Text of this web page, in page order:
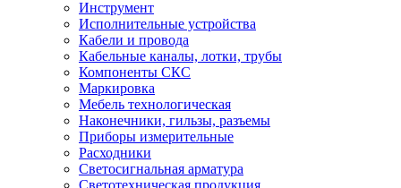
Инструмент
Исполнительные устройства
Кабели и провода
Кабельные каналы, лотки, трубы
Компоненты СКС
Маркировка
Мебель технологическая
Наконечники, гильзы, разъемы
Приборы измерительные
Расходники
Светосигнальная арматура
Светотехническая продукция